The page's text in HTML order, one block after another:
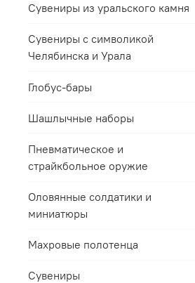
Сувениры из уральского камня
Сувениры с символикой
Челябинска и Урала
Глобус-бары
Шашлычные наборы
Пневматическое и
страйкбольное оружие
Оловянные солдатики и
миниатюры
Махровые полотенца
Сувениры